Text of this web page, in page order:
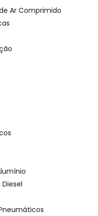
Ar Comprimido